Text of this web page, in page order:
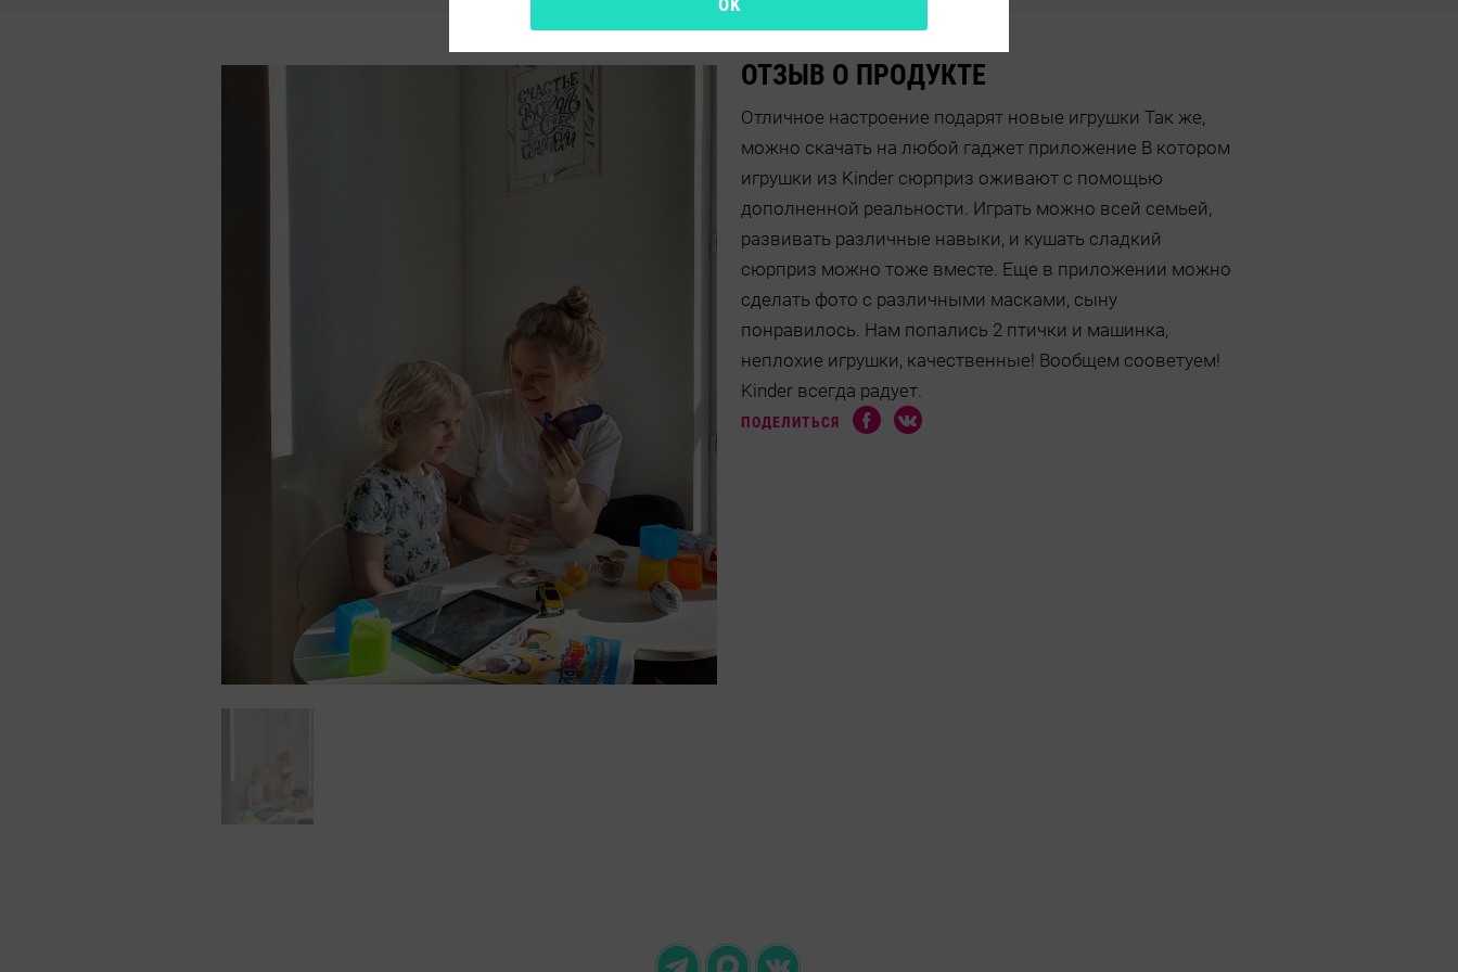
ОТЗЫВ О ПРОДУКТЕ
Отличное настроение подарят новые игрушки Так же,
можно скачать на любой гаджет приложение В котором
игрушки из Kinder сюрприз оживают с помощью
дополненной реальности. Играть можно всей семьей,
развивать различные навыки, и кушать сладкий
сюрприз можно тоже вместе. Еще в приложении можно
сделать фото с различными масками, сыну
понравилось. Нам попались 2 птички и машинка,
неплохие игрушки, качественные! Вообщем сооветуем!
Kinder всегда радует.
ПОДЕЛИТЬСЯ
OK